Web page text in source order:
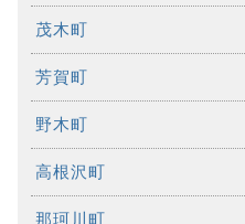
茂木町
芳賀町
野木町
高根沢町
那珂川町